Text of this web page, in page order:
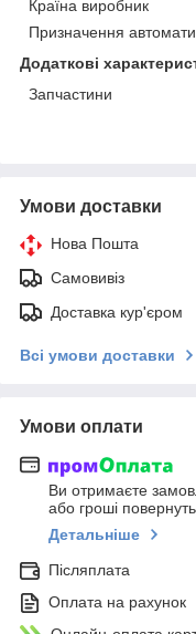
Країна виробник
Призначення
Додаткові
Запчастини
Умови доставки
Нова Пошта
Самовивіз
Доставка кур'єром
Всі умови доставки
Умови оплати
Ви отримаєте
або гроші
Детальніше
Післяплата
Оплата на рахунок